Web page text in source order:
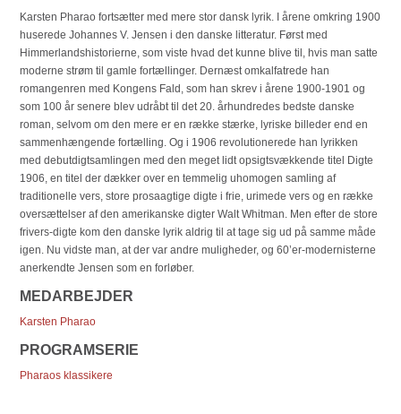
Karsten Pharao fortsætter med mere stor dansk lyrik. I årene omkring 1900
huserede Johannes V. Jensen i den danske litteratur. Først med
Himmerlandshistorierne, som viste hvad det kunne blive til, hvis man satte
moderne strøm til gamle fortællinger. Dernæst omkalfatrede han
romangenren med Kongens Fald, som han skrev i årene 1900-1901 og
som 100 år senere blev udråbt til det 20. århundredes bedste danske
roman, selvom om den mere er en række stærke, lyriske billeder end en
sammenhængende fortælling. Og i 1906 revolutionerede han lyrikken
med debutdigtsamlingen med den meget lidt opsigtsvækkende titel Digte
1906, en titel der dækker over en temmelig uhomogen samling af
traditionelle vers, store prosaagtige digte i frie, urimede vers og en række
oversættelser af den amerikanske digter Walt Whitman. Men efter de store
frivers-digte kom den danske lyrik aldrig til at tage sig ud på samme måde
igen. Nu vidste man, at der var andre muligheder, og 60’er-modernisterne
anerkendte Jensen som en forløber.
MEDARBEJDER
Karsten Pharao
PROGRAMSERIE
Pharaos klassikere